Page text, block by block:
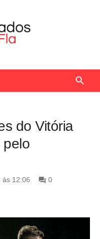
do Vitória
pelo
às 12:06 0